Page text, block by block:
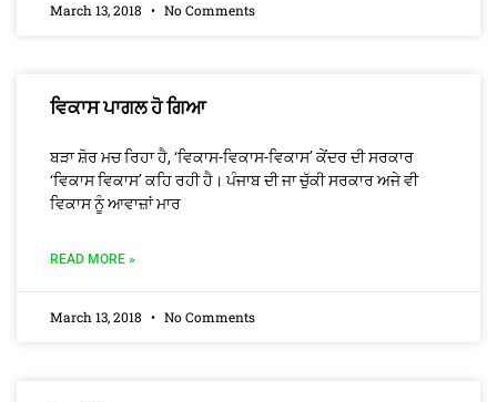
March 13, 2018 No Comments
ਵਿਕਾਸ ਪਾਗਲ ਹੋ ਗਿਆ
ਬੜਾ ਸ਼ੋਰ ਮਚ ਰਿਹਾ ਹੈ, ‘ਵਿਕਾਸ-ਵਿਕਾਸ-ਵਿਕਾਸ’ ਕੇਂਦਰ ਦੀ ਸਰਕਾਰ
‘ਵਿਕਾਸ ਵਿਕਾਸ’ ਕਹਿ ਰਹੀ ਹੈ। ਪੰਜਾਬ ਦੀ ਜਾ ਚੁੱਕੀ ਸਰਕਾਰ ਅਜੇ ਵੀ
ਵਿਕਾਸ ਨੂੰ ਆਵਾਜ਼ਾਂ ਮਾਰ
READ MORE »
March 13, 2018 No Comments